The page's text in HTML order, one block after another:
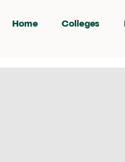
Home Colleges